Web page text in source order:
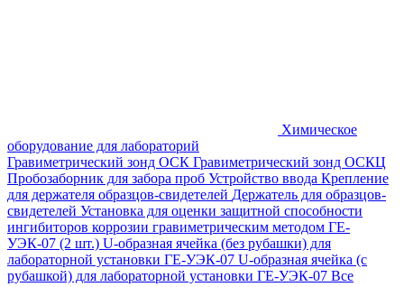
Химическое
оборудование для лабораторий
Гравиметрический зонд ОСК Гравиметрический зонд ОСКЦ
Пробозаборник для забора проб Устройство ввода Крепление
для держателя образцов-свидетелей Держатель для образцов-
свидетелей Установка для оценки защитной способности
ингибиторов коррозии гравиметрическим методом ГЕ-
УЭК-07 (2 шт.) U-образная ячейка (без рубашки) для
лабораторной установки ГЕ-УЭК-07 U-образная ячейка (с
рубашкой) для лабораторной установки ГЕ-УЭК-07 Все